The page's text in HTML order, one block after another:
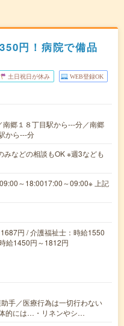
円！病院で備品
土日祝日が休み WEB登録OK
郷１８丁目駅から---分／南郷
から---分
みなどの相談もOK ※週3なども
～18:0017:00～09:00※ 上記
円 / 介護福祉士：時給1550
給1450円～1812円
手／医療行為は一切行わない
的には…・リネンやシ…